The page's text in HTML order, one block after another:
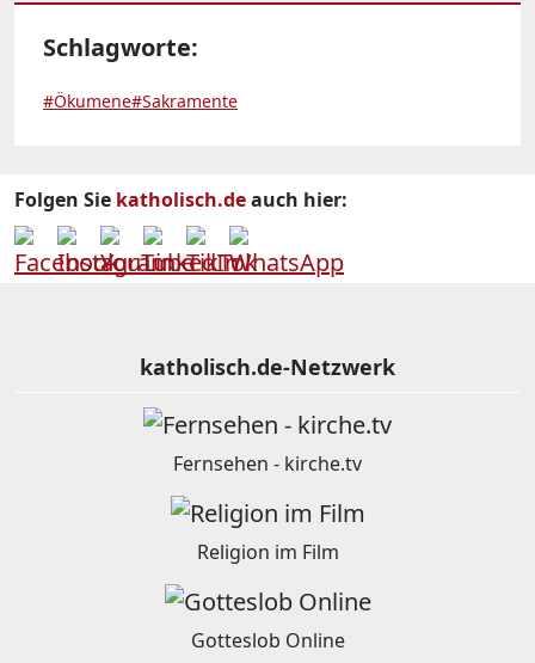
Schlagworte:
#Ökumene#Sakramente
Folgen Sie katholisch.deauch hier:
katholisch.de-Netzwerk
Fernsehen - kirche.tv
Religion im Film
Gotteslob Online